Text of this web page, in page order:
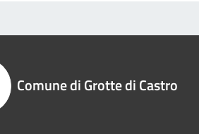
Comune di Grotte di Castro